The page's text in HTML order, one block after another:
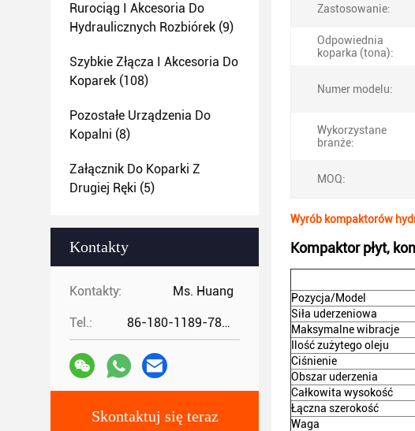
Rurociąg I Akcesoria Do
Hydraulicznych Rozbiórek (9)
Szybkie Złącza I Akcesoria Do
Koparek (108)
Pozostałe Urządzenia Do
Kopalni (8)
Załącznik Do Koparki Z
Drugiej Ręki (5)
Kontakty
Kontakty: Ms. Huang
Tel.: 86-180-1189-7808
Skontaktuj się teraz
Zastosowanie:
Odpowiednia
koparka (tona):
Numer modelu:
Wykorzystane
branże:
MOQ:
Wyrób kompaktorów
Kompaktor płyt,
Pozycja/Model
Siła uderzeniowa
Maksymalne wibracje
Ilość zużytego oleju
Ciśnienie
Obszar uderzenia
Całkowita wysokość
Łączna szerokość
Waga